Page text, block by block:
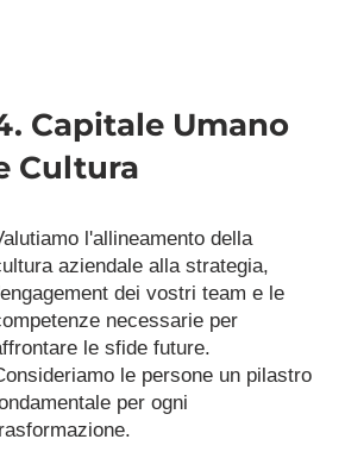
Capitale Umano
Cultura
l'allineamento della
aziendale alla strategia,
dei vostri team e le
necessarie per
le sfide future.
le persone un pilastro
per ogni